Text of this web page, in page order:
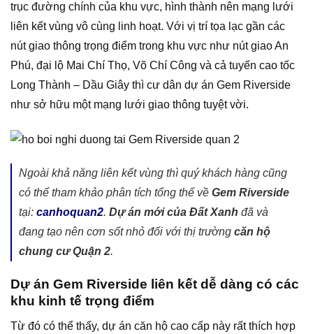
trục đường chính của khu vực, hình thành nên mạng lưới
liên kết vùng vô cùng linh hoạt. Với vị trí tọa lạc gần các
nút giao thông trọng điểm trong khu vực như nút giao An
Phú, đại lộ Mai Chí Thọ, Võ Chí Công và cả tuyến cao tốc
Long Thành – Dầu Giây thì cư dân dự án Gem Riverside
như sở hữu một mạng lưới giao thông tuyệt vời.
Ngoài khả năng liên kết vùng thì quý khách hàng cũng
có thể tham khảo phân tích tổng thể về Gem Riverside
tại: canhoquan2. Dự án mới của Đất Xanh đã và
đang tạo nên cơn sốt nhỏ đối với thị trường căn hộ
chung cư Quận 2.
Dự án Gem Riverside liên kết dễ dàng có các
khu kinh tế trọng điểm
Từ đó có thể thấy, dự án căn hộ cao cấp này rất thích hợp